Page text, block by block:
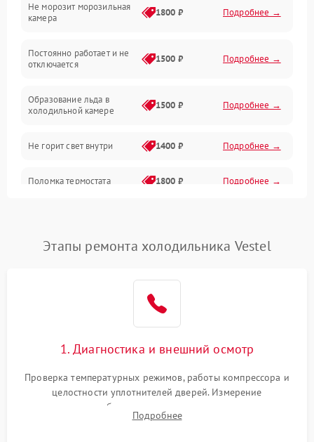
Дренаж
Не морозит морозильная
камера
1800 ₽ Подробнее →
Постоянно работает и не
отключается
1500 ₽ Подробнее →
Образование льда в
холодильной камере
1500 ₽ Подробнее →
Не горит свет внутри 1400 ₽ Подробнее →
Поломка термостата 1800 ₽ Подробнее →
Поломка системы No Frost 2600 ₽ Подробнее →
работе
2000 ₽ Подробнее →
1000 ₽
Этапы ремонта холодильника Vestel
1. Диагностика и внешний осмотр
Проверка температурных режимов, работы компрессора и
целостности уплотнителей дверей. Измерение
сопротивления обмоток мотора, проверка термостата и
считывание кодов ошибок с электронного дисплея.
Подробнее